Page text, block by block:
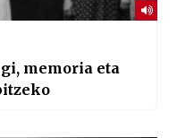
memoria eta